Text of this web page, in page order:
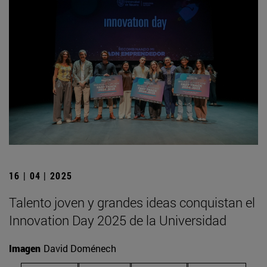
16 | 04 | 2025
Talento joven y grandes ideas conquistan el
Innovation Day 2025 de la Universidad
Imagen David Doménech